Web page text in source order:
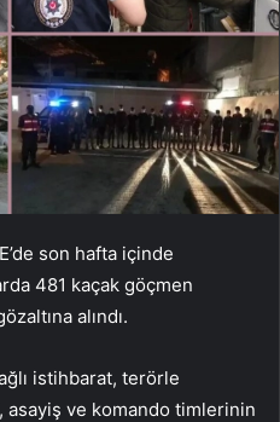
son hafta içinde
481 kaçak göçmen
alındı.
istihbarat, terörle
asayiş ve komando timlerinin